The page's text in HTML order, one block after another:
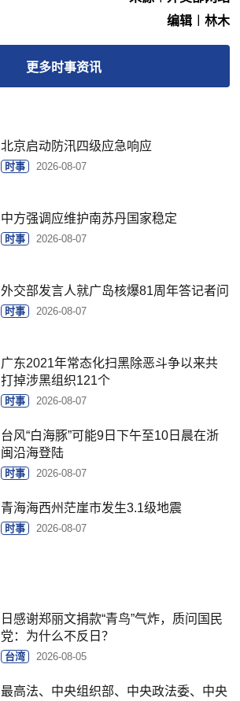
编辑︱林木
更多时事资讯
北京启动防汛四级应急响应
时事 2026-08-07
中方强调应维护南苏丹国家稳定
时事 2026-08-07
外交部发言人就广岛核爆81周年答记者问
时事 2026-08-07
广东2021年常态化扫黑除恶斗争以来共
打掉涉黑组织121个
时事 2026-08-07
台风“白海豚”可能9日下午至10日晨在浙
闽沿海登陆
时事 2026-08-07
青海海西州茫崖市发生3.1级地震
时事 2026-08-07
日感谢郑丽文捐款“青鸟”气炸，质问国民
党：为什么不反日？
台湾 2026-08-05
最高法、中央组织部、中央政法委、中央